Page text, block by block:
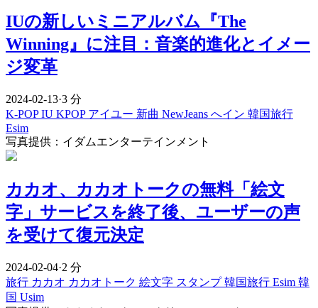
IUの新しいミニアルバム『The
Winning』に注目：音楽的進化とイメー
ジ変革
2024-02-13·3 分
K-POPIU KPOP アイユー 新曲 NewJeans へイン 韓国旅行
Esim
写真提供：イダムエンターテインメント
カカオ、カカオトークの無料「絵文
字」サービスを終了後、ユーザーの声
を受けて復元決定
2024-02-04·2 分
旅行 カカオ カカオトーク 絵文字 スタンプ韓国旅行 Esim 韓
国 Usim